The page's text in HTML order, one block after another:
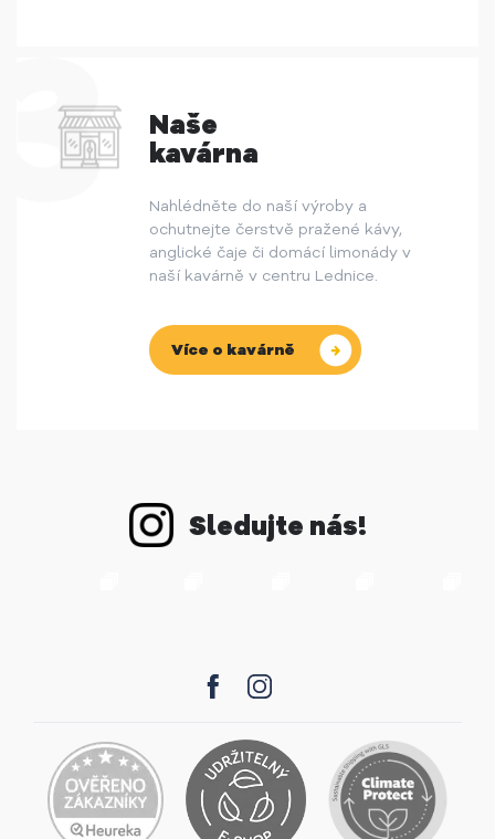
Naše
kavárna
Nahlédněte do naší výroby a
ochutnejte čerstvě pražené kávy,
anglické čaje či domácí limonády v
naší kavárně v centru Lednice.
Více o kavárně
Sledujte nás!